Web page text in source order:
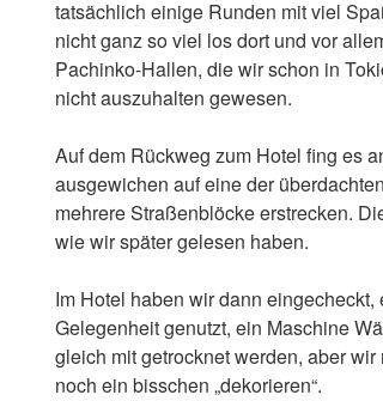
tatsächlich einige Runden mit viel
nicht ganz so viel los dort und vor
Pachinko-Hallen, die wir schon in
nicht auszuhalten gewesen.
Auf dem Rückweg zum Hotel fing es
ausgewichen auf eine der
mehrere Straßenblöcke erstrecken.
wie wir später gelesen haben.
Im Hotel haben wir dann
Gelegenheit genutzt, ein Maschine
gleich mit getrocknet werden, aber
noch ein bisschen „dekorieren“.